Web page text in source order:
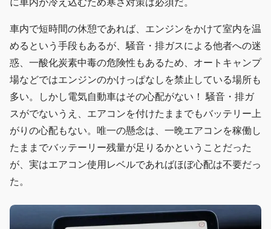
に車内が冷え込むため寒さ対策は必須だ。
車内で短時間の休憩であれば、エンジンをかけて室内を温
めるという手段もあるが、騒音・排ガスによる他者への迷
惑、一酸化炭素中毒の危険性もあるため、オートキャンプ
場などではエンジンのかけっぱなしを禁止している場所も
多い。しかし電気自動車はその心配がない！ 騒音・排ガ
スがでないうえ、エアコンを付けたままでもバッテリー上
がりの心配もない。唯一の懸念は、一晩エアコンを稼働し
たままでバッテーリー残量が足りるかということだった
が、実はエアコン使用レベルであればほぼ心配は不要だっ
た。